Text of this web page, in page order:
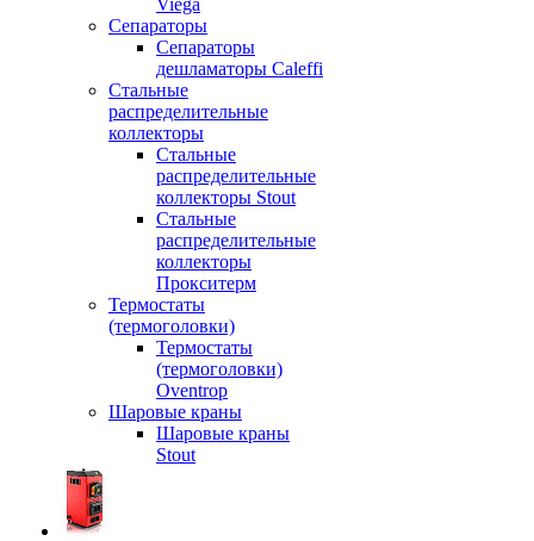
Viega
Сепараторы
Сепараторы
дешламаторы Caleffi
Стальные
распределительные
коллекторы
Стальные
распределительные
коллекторы Stout
Стальные
распределительные
коллекторы
Прокситерм
Термостаты
(термоголовки)
Термостаты
(термоголовки)
Oventrop
Шаровые краны
Шаровые краны
Stout